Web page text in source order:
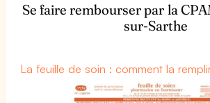
Se faire rembourser par la
sur-Sarthe
La feuille de soin : comment la